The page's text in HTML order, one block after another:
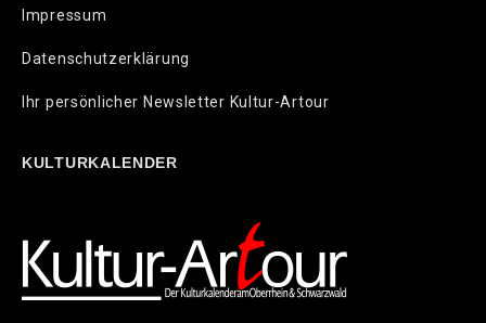
Impressum
Datenschutzerklärung
Ihr persönlicher Newsletter Kultur-Artour
KULTURKALENDER